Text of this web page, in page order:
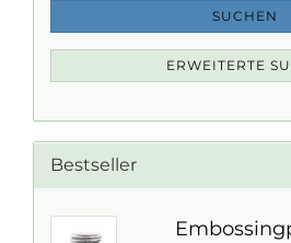
SUCHEN
ERWEITERTE
Bestseller